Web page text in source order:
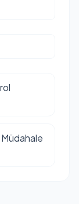
Müdahale